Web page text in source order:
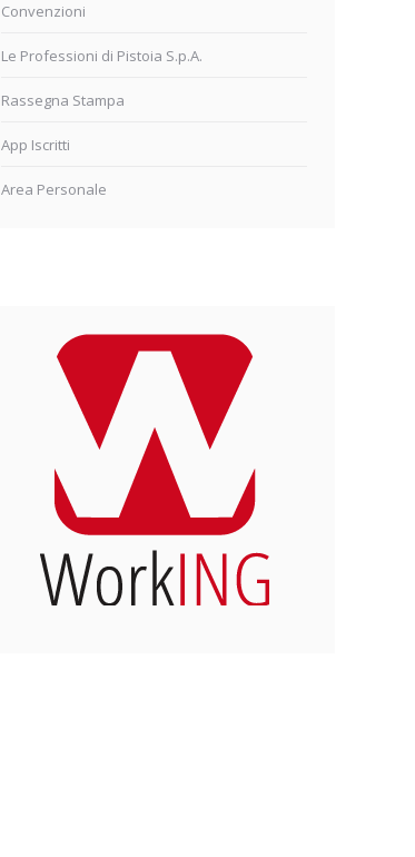
Convenzioni
Le Professioni di Pistoia S.p.A.
Rassegna Stampa
App Iscritti
Area Personale